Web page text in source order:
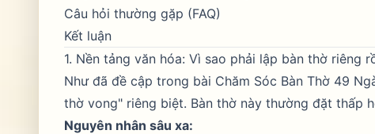
Câu hỏi thường gặp (FAQ)
Kết luận
1. Nền tảng văn hóa: Vì sao phải lập bàn thờ riêng
Như đã đề cập trong bài Chăm Sóc Bàn Thờ 49
thờ vong" riêng biệt. Bàn thờ này thường đặt thấp
Nguyên nhân sâu xa: